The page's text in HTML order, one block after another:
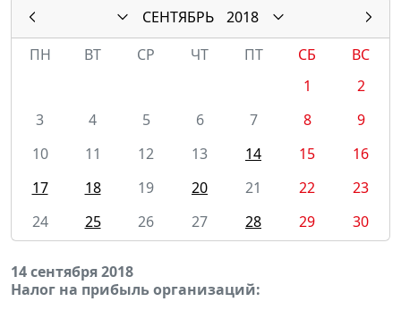
СЕНТЯБРЬ
2018
ПН
ВТ СР ЧТ ПТ СБ
ВС
1
2
3
4 5 6 7 8
9
10
11 12 13 14 15
16
17
18 19 20 21 22
23
24
25 26 27 28 29 30
14 сентября 2018
Налог на прибыль организаций: